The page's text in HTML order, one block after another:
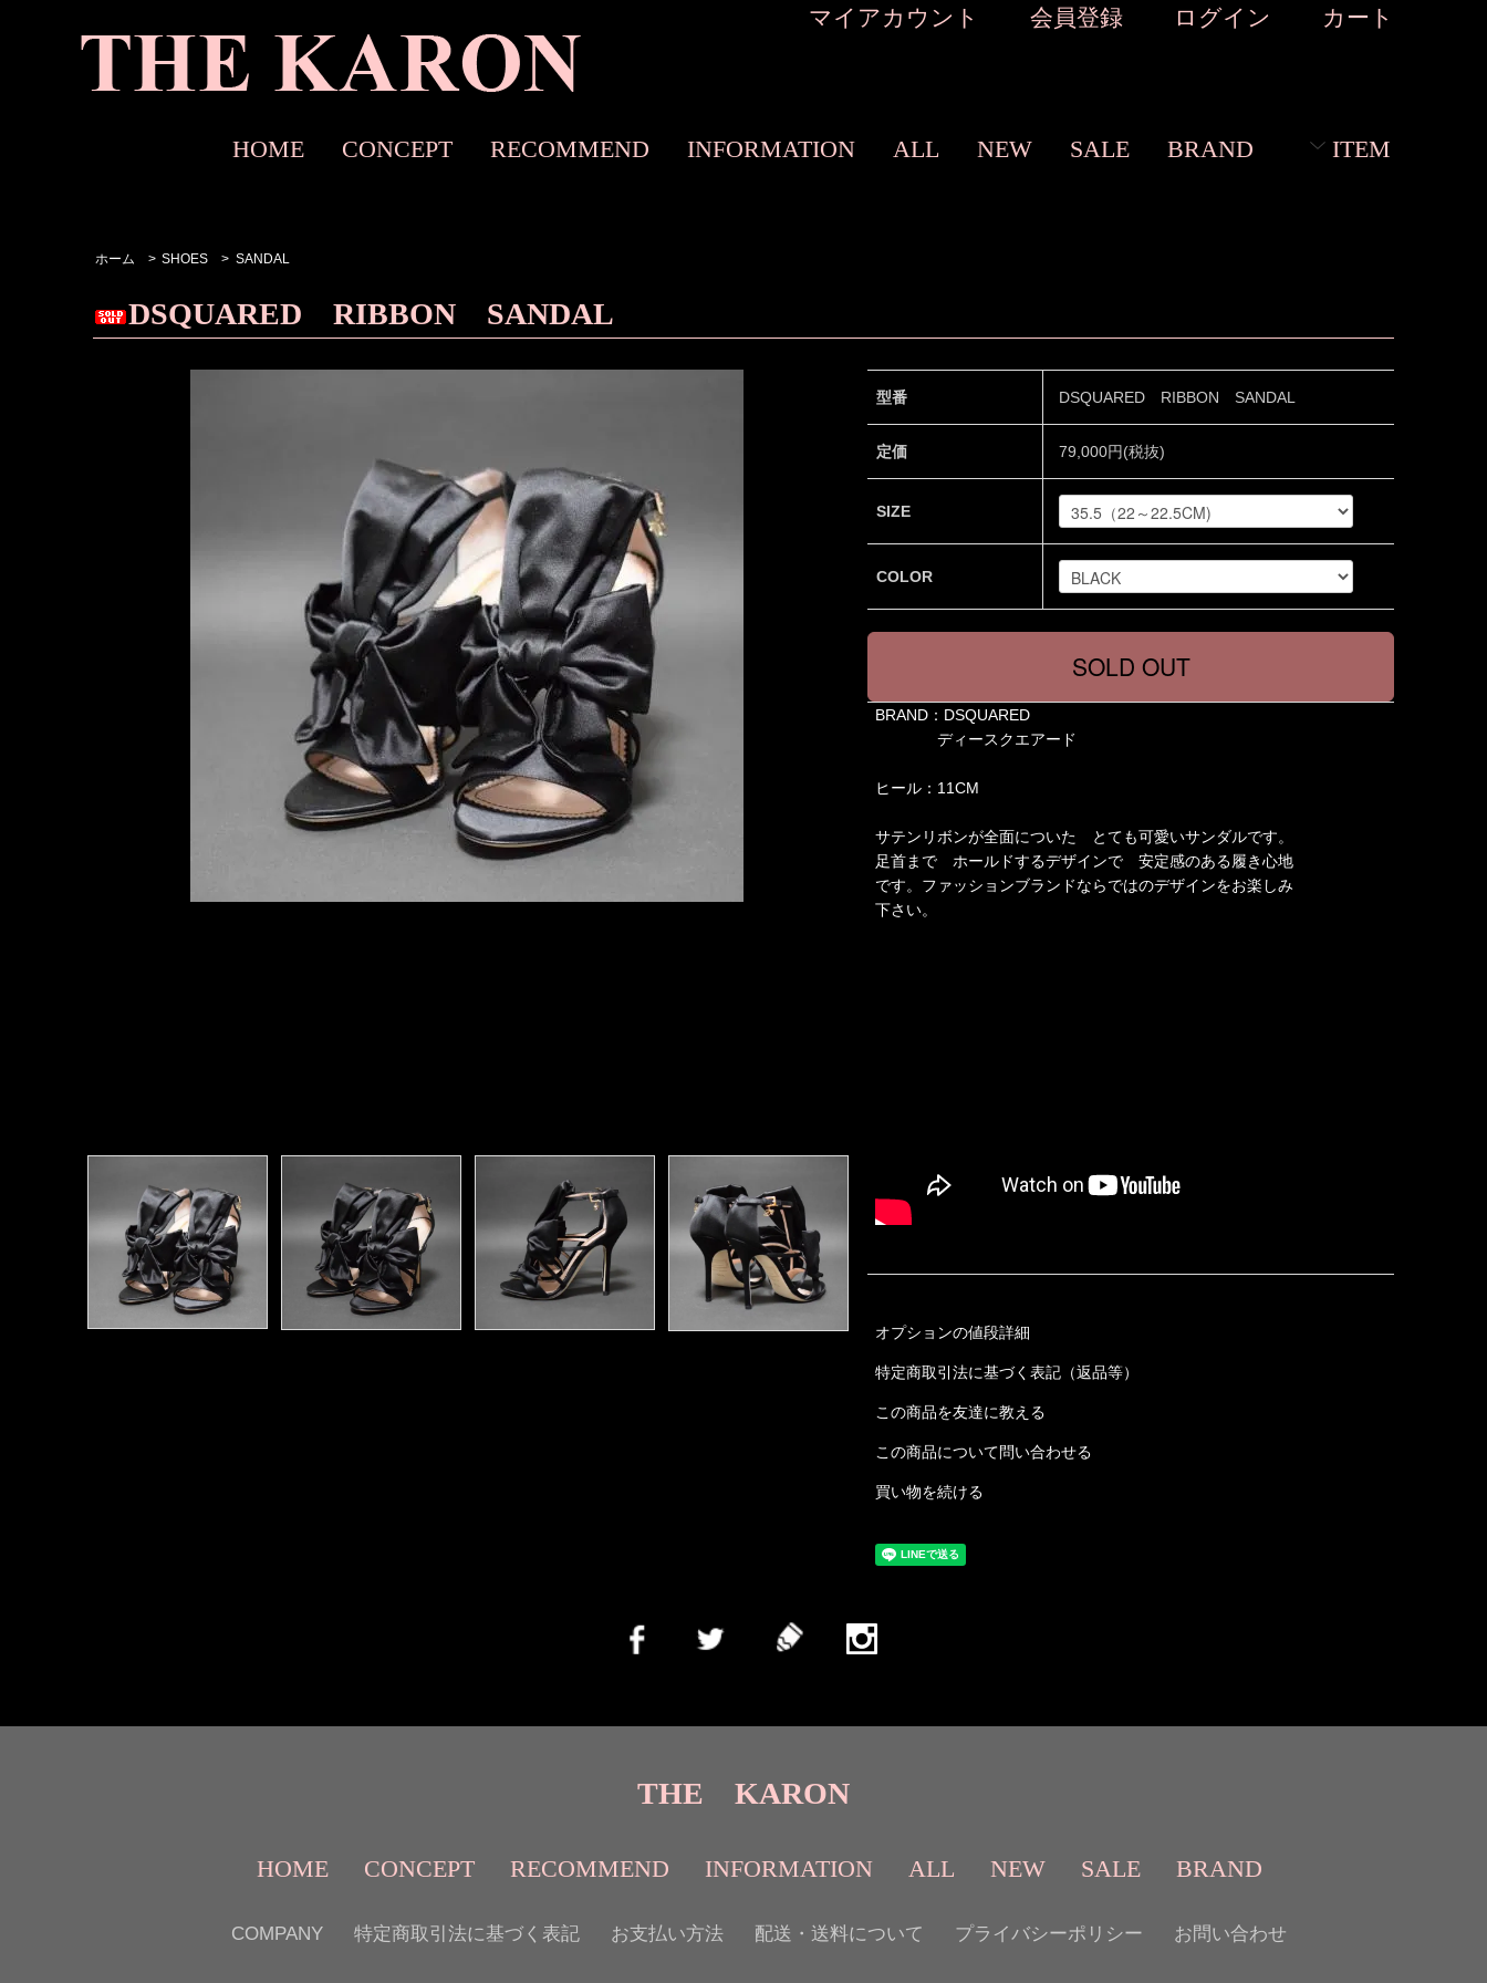
マイアカウント 会員登録 ログイン カート
HOME CONCEPT RECOMMEND INFORMATION ALL NEW SALE BRAND ITEM
ホーム > SHOES > SANDAL
DSQUARED RIBBON SANDAL
型番 DSQUARED RIBBON SANDAL
定価 79,000円(税抜)
SIZE
COLOR
BRAND：DSQUARED
ディースクエアード
ヒール：11CM
サテンリボンが全面についた とても可愛いサンダルです。
足首まで ホールドするデザインで 安定感のある履き心地
です。ファッションブランドならではのデザインをお楽しみ
下さい。
オプションの値段詳細
特定商取引法に基づく表記（返品等）
この商品を友達に教える
この商品について問い合わせる
買い物を続ける
THE KARON
HOME CONCEPT RECOMMEND INFORMATION ALL NEW SALE BRAND
COMPANY 特定商取引法に基づく表記 お支払い方法 配送・送料について プライバシーポリシー お問い合わせ